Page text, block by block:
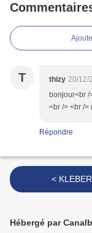
T thizy 20/12/
bonjour<br /
<br /> <br />
Répondre
< KLEBER
Hébergé par